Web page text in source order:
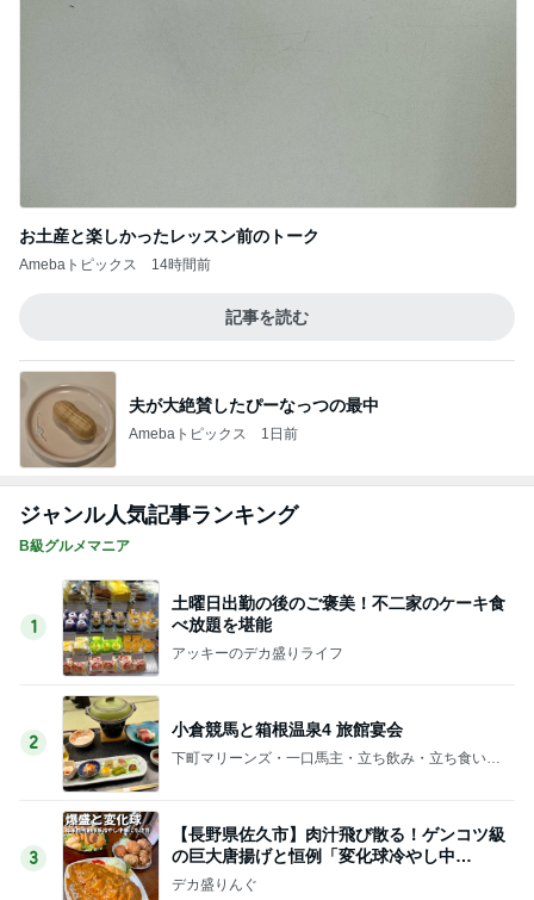
お土産と楽しかったレッスン前のトーク
Amebaトピックス 14時間前
記事を読む
夫が大絶賛したぴーなっつの最中
Amebaトピックス 1日前
ジャンル人気記事ランキング
B級グルメマニア
1
土曜日出勤の後のご褒美！不二家のケーキ食
べ放題を堪能
アッキーのデカ盛りライフ
2
小倉競馬と箱根温泉4 旅館宴会
下町マリーンズ・一口馬主・立ち飲み・立ち食いそ
3
【長野県佐久市】肉汁飛び散る！ゲンコツ級
の巨大唐揚げと恒例「変化球冷やし中
華」！！〜李紅蘭さん〜
デカ盛りんぐ